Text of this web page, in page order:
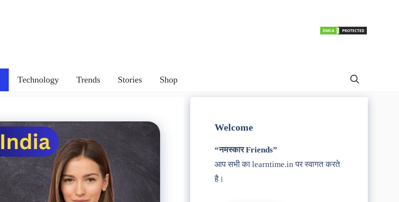
Technology Trends Stories Shop
Welcome
“नमस्कार Friends”
आप सभी का learntime.in पर स्वागत करते
है।